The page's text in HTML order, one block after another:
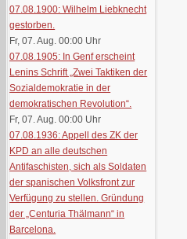
07.08.1900: Wilhelm Liebknecht
gestorben.
Fr, 07. Aug. 00:00 Uhr
07.08.1905: In Genf erscheint
Lenins Schrift „Zwei Taktiken der
Sozialdemokratie in der
demokratischen Revolution“.
Fr, 07. Aug. 00:00 Uhr
07.08.1936: Appell des ZK der
KPD an alle deutschen
Antifaschisten, sich als Soldaten
der spanischen Volksfront zur
Verfügung zu stellen. Gründung
der „Centuria Thälmann“ in
Barcelona.